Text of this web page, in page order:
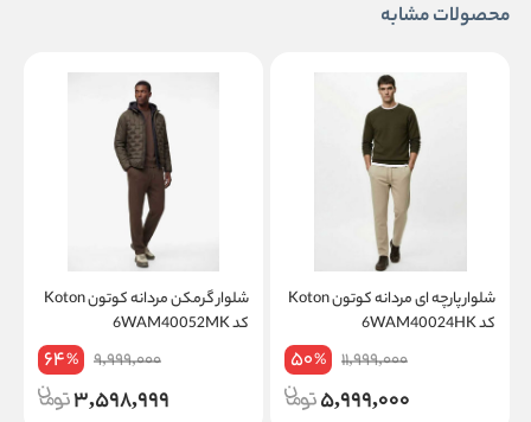
محصولات مشابه
شلوار پارچه ای مردانه کوتون Koton
کد 6WAM40024HK
11,999,000
50%
5,999,000
شلوار گرمكن مردانه کوتون Koton
کد 6WAM40052MK
9,999,000
64%
3,598,999